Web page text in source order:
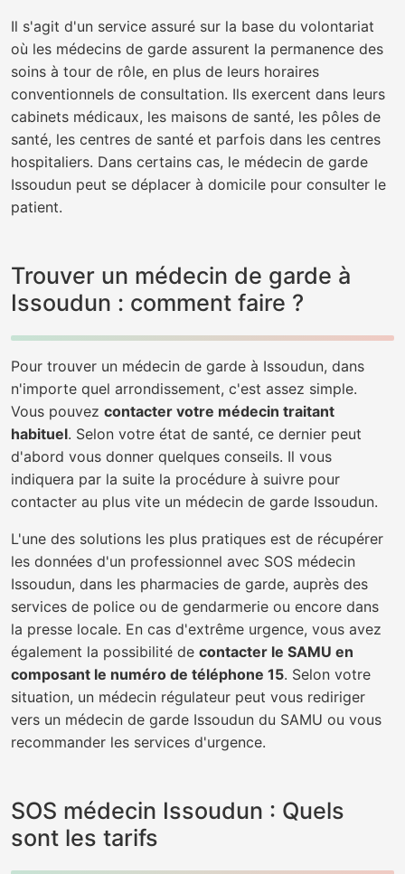
Il s'agit d'un service assuré sur la base du volontariat
où les médecins de garde assurent la permanence des
soins à tour de rôle, en plus de leurs horaires
conventionnels de consultation. Ils exercent dans leurs
cabinets médicaux, les maisons de santé, les pôles de
santé, les centres de santé et parfois dans les centres
hospitaliers. Dans certains cas, le médecin de garde
Issoudun peut se déplacer à domicile pour consulter le
patient.
Trouver un médecin de garde à
Issoudun : comment faire ?
Pour trouver un médecin de garde à Issoudun, dans
n'importe quel arrondissement, c'est assez simple.
Vous pouvez contacter votre médecin traitant
habituel. Selon votre état de santé, ce dernier peut
d'abord vous donner quelques conseils. Il vous
indiquera par la suite la procédure à suivre pour
contacter au plus vite un médecin de garde Issoudun.
L'une des solutions les plus pratiques est de récupérer
les données d'un professionnel avec SOS médecin
Issoudun, dans les pharmacies de garde, auprès des
services de police ou de gendarmerie ou encore dans
la presse locale. En cas d'extrême urgence, vous avez
également la possibilité de contacter le SAMU en
composant le numéro de téléphone 15. Selon votre
situation, un médecin régulateur peut vous rediriger
vers un médecin de garde Issoudun du SAMU ou vous
recommander les services d'urgence.
SOS médecin Issoudun : Quels
sont les tarifs